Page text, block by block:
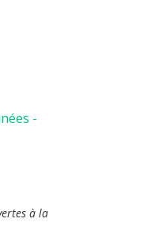
-
à la